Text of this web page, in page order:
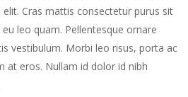
Cras mattis consectetur purus sit
leo quam. Pellentesque ornare
vestibulum. Morbi leo risus, porta ac
at eros. Nullam id dolor id nibh